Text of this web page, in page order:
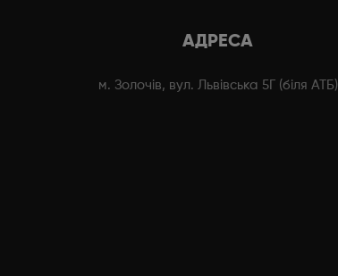
АДРЕСА
м. Золочів, вул. Львівська 5Г (біля АТБ)